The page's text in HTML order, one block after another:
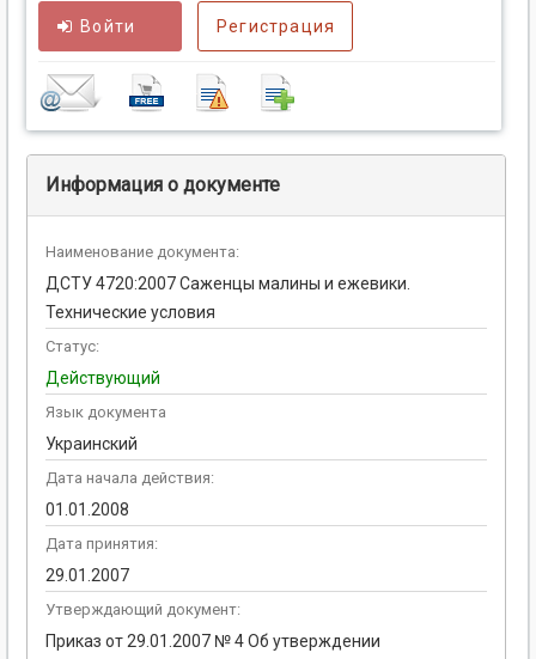
Войти Регистрация
Информация о документе
Наименование документа:
ДСТУ 4720:2007 Саженцы малины и ежевики.
Технические условия
Статус:
Действующий
Язык документа
Украинский
Дата начала действия:
01.01.2008
Дата принятия:
29.01.2007
Утверждающий документ:
Приказ от 29.01.2007 № 4 Об утверждении